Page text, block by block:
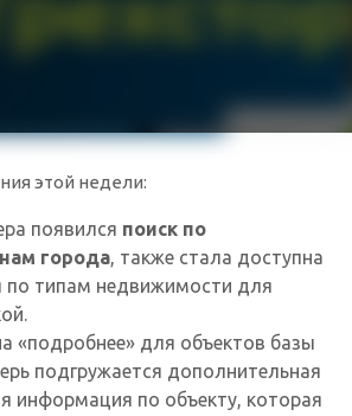
этой недели:
появился поиск по
города, также стала доступна
по типам недвижимости для
«подробнее» для объектов базы
подгружается дополнительная
информация по объекту, которая